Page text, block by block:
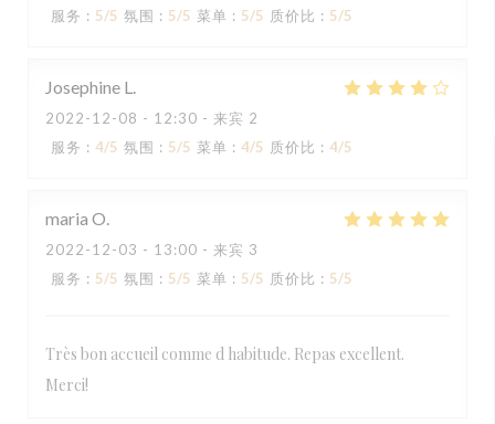
服务 : 5/5 氛围 : 5/5 菜单 : 5/5 质价比 : 5/5
Josephine L
2022-12-08 - 12:30 - 来宾 2
服务 : 4/5 氛围 : 5/5 菜单 : 4/5 质价比 : 4/5
maria O
2022-12-03 - 13:00 - 来宾 3
服务 : 5/5 氛围 : 5/5 菜单 : 5/5 质价比 : 5/5
Très bon accueil comme d habitude. Repas excellent.
Merci!